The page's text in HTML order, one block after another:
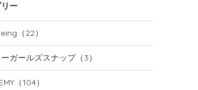
ー
（22）
ガールズスナップ（3）
（104）